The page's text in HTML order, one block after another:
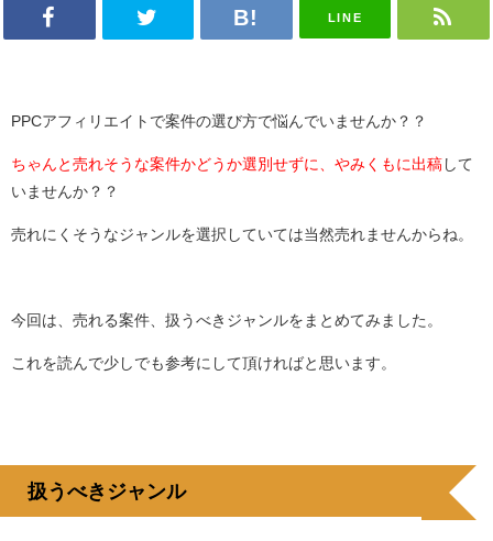
LINE
PPCアフィリエイトで案件の選び方で悩んでいませんか？？
ちゃんと売れそうな案件かどうか選別せずに、やみくもに出稿 して
いませんか？？
売れにくそうなジャンルを選択していては当然売れませんからね。
今回は、売れる案件、扱うべきジャンルをまとめてみました。
これを読んで少しでも参考にして頂ければと思います。
扱うべきジャンル